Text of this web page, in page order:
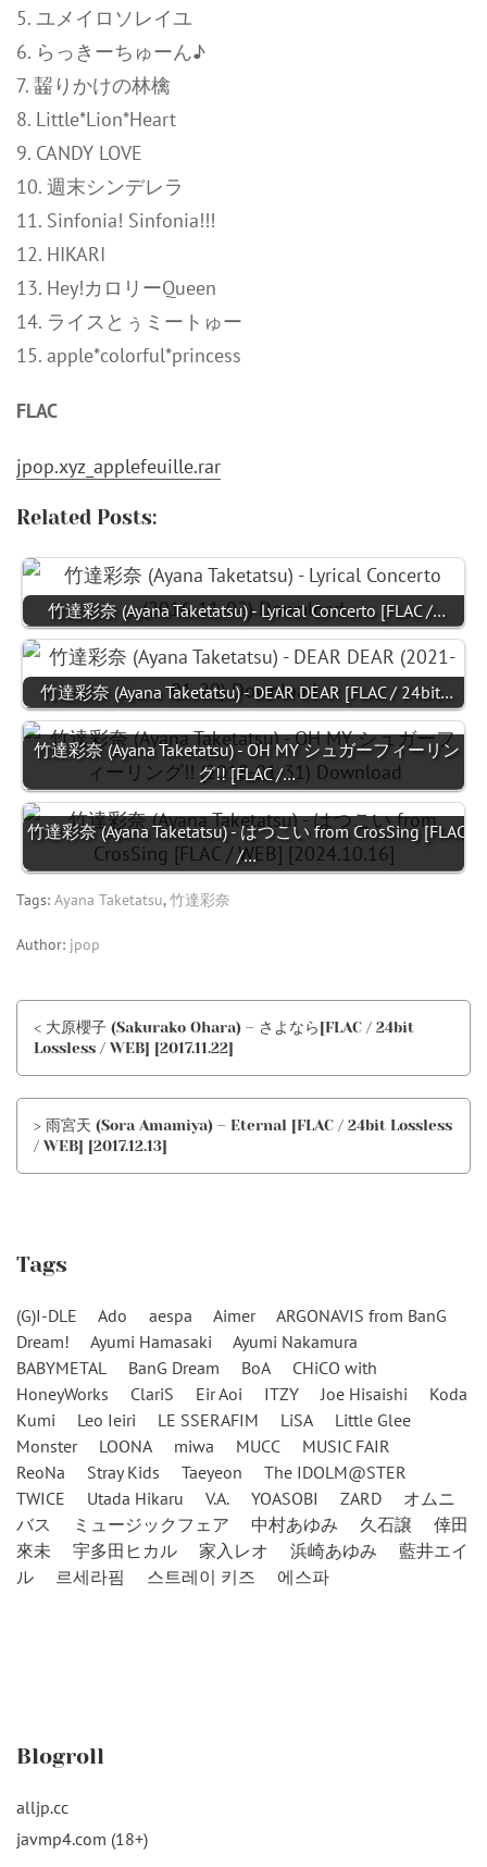
5. ユメイロソレイユ
6. らっきーちゅーん♪
7. 齧りかけの林檎
8. Little*Lion*Heart
9. CANDY LOVE
10. 週末シンデレラ
11. Sinfonia! Sinfonia!!!
12. HIKARI
13. Hey!カロリーQueen
14. ライスとぅミートゅー
15. apple*colorful*princess
FLAC
jpop.xyz_applefeuille.rar
Related Posts:
竹達彩奈 (Ayana Taketatsu) - Lyrical Concerto [FLAC /…
竹達彩奈 (Ayana Taketatsu) - DEAR DEAR [FLAC / 24bit…
竹達彩奈 (Ayana Taketatsu) - OH MY シュガーフィーリン
グ!! [FLAC /…
竹達彩奈 (Ayana Taketatsu) - はつこい from CrosSing [FLAC
/…
Tags: Ayana Taketatsu,竹達彩奈
Author: jpop
< 大原櫻子 (Sakurako Ohara) – さよなら[FLAC / 24bit
Lossless / WEB] [2017.11.22]
> 雨宮天 (Sora Amamiya) – Eternal [FLAC / 24bit Lossless
/ WEB] [2017.12.13]
Tags
(G)I-DLE Ado aespa Aimer
ARGONAVIS from BanG
Dream!
Ayumi Hamasaki
Ayumi Nakamura
BABYMETAL
BanG Dream BoA
CHiCO with
HoneyWorks
ClariS Eir Aoi ITZY Joe Hisaishi
Koda
Kumi
Leo Ieiri LE SSERAFIM LiSA
Little Glee
Monster
LOONA miwa MUCC
MUSIC FAIR
ReoNa
Stray Kids Taeyeon
The IDOLM@STER
TWICE
Utada Hikaru V.A. YOASOBI ZARD
オムニ
バス
ミュージックフェア 中村あゆみ 久石譲
倖田
來未
宇多田ヒカル 家入レオ 浜崎あゆみ
藍井エイ
ル
르세라핌 스트레이 키즈 에스파
Blogroll
alljp.cc
javmp4.com (18+)